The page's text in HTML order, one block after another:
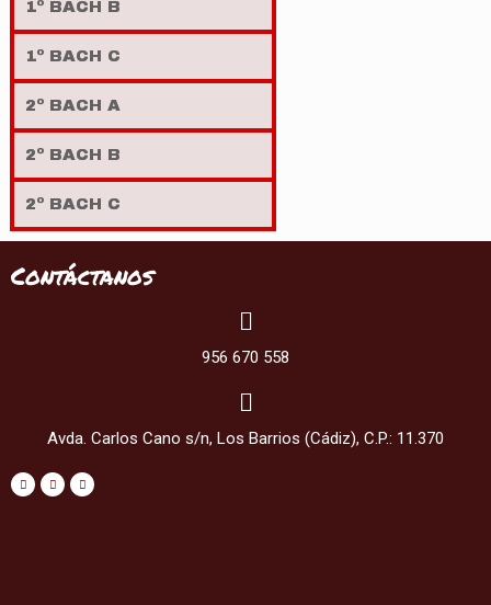
1º BACH B
1º BACH C
2º BACH A
2º BACH B
2º BACH C
Contáctanos
956 670 558
Avda. Carlos Cano s/n, Los Barrios (Cádiz), C.P.: 11.370